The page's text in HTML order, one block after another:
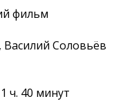
фильм
Соловьёв
ч. 40 минут